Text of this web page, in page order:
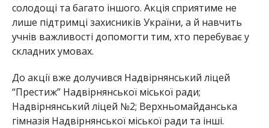
солодощі та багато іншого. Акція сприятиме не
лише підтримці захисників України, а й навчить
учнів важливості допомогти тим, хто перебуває у
складних умовах.
До акції вже долучився Надвірнянський ліцей
“Престиж” Надвірнянської міської ради;
Надвірнянський ліцей №2; Верхньомайданська
гімназія Надвірнянської міської ради та інші.